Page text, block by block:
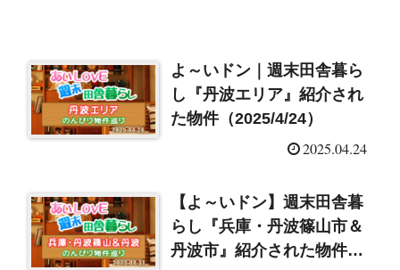
よ～いドン｜週末田舎暮ら
し『丹波エリア』紹介され
た物件（2025/4/24）
2025.04.24
【よ～いドン】週末田舎暮
らし『兵庫・丹波篠山市＆
丹波市』紹介された物件